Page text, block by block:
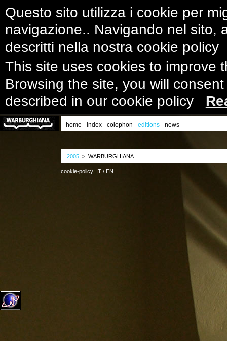
Questo sito utilizza i cookie per
navigazione.. Navigando nel sito,
descritti nella nostra cookie
This site uses cookies to improve
Browsing the site, you will
described in our cookie policy
home - index - colophon - editions - news
2005 > WARBURGHIANA
cookie-policy: IT / EN